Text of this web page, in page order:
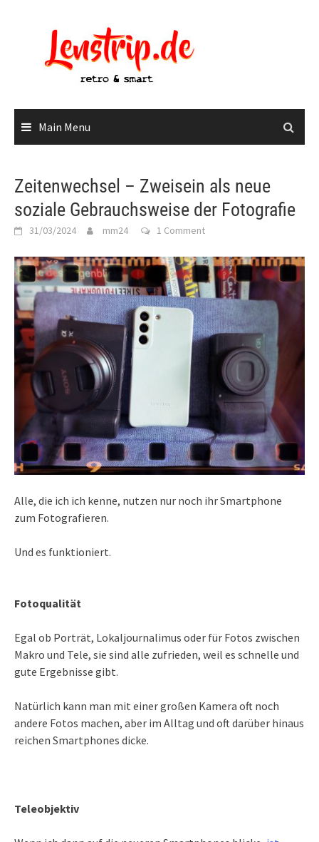
Main Menu
Zeitenwechsel – Zweisein als neue
soziale Gebrauchsweise der Fotografie
31/03/2024 mm24 1 Comment
Alle, die ich ich kenne, nutzen nur noch ihr Smartphone
zum Fotografieren.
Und es funktioniert.
Fotoqualität
Egal ob Porträt, Lokaljournalimus oder für Fotos zwischen
Makro und Tele, sie sind alle zufrieden, weil es schnelle und
gute Ergebnisse gibt.
Natürlich kann man mit einer großen Kamera oft noch
andere Fotos machen, aber im Alltag und oft darüber hinaus
reichen Smartphones dicke.
Teleobjektiv